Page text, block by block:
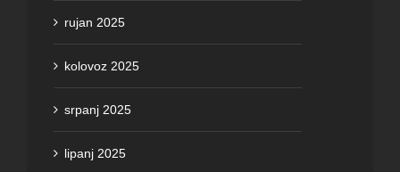
rujan 2025
kolovoz 2025
srpanj 2025
lipanj 2025